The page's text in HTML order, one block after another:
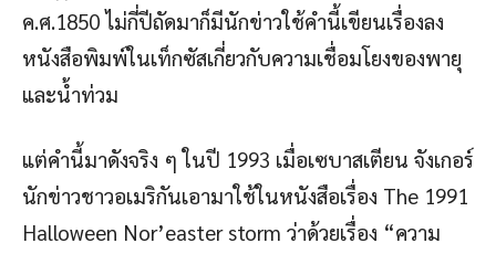
ค.ศ.1850 ไม่กี่ปีถัดมาก็มีนักข่าวใช้คำนี้เขียนเรื่องลง
หนังสือพิมพ์ในเท็กซัสเกี่ยวกับความเชื่อมโยงของพายุ
และน้ำท่วม
แต่คำนี้มาดังจริง ๆ ในปี 1993 เมื่อเซบาสเตียน จังเกอร์
นักข่าวชาวอเมริกันเอามาใช้ในหนังสือเรื่อง The 1991
Halloween Nor’easter storm ว่าด้วยเรื่อง “ความ